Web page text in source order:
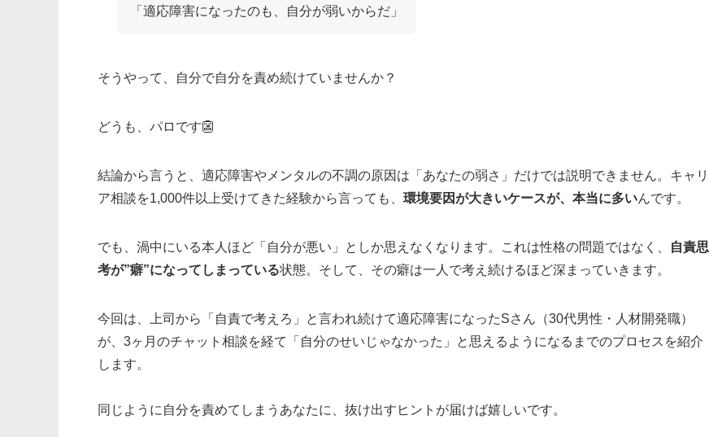
「適応障害になったのも、自分が弱いからだ」
そうやって、自分で自分を責め続けていませんか？
どうも、パロです👺
結論から言うと、適応障害やメンタルの不調の原因は「あなたの弱さ」だけでは説明できません。キャリ
ア相談を1,000件以上受けてきた経験から言っても、 環境要因が大きいケースが、本当に多いんです。
でも、渦中にいる本人ほど「自分が悪い」としか思えなくなります。これは性格の問題ではなく、
自責思
考が”癖”になってしまっている状態。そして、その癖は一人で考え続けるほど深まっていきます。
今回は、上司から「自責で考えろ」と言われ続けて適応障害になったSさん（30代男性・人材開発職）
が、3ヶ月のチャット相談を経て「自分のせいじゃなかった」と思えるようになるまでのプロセスを紹介
します。
同じように自分を責めてしまうあなたに、抜け出すヒントが届けば嬉しいです。